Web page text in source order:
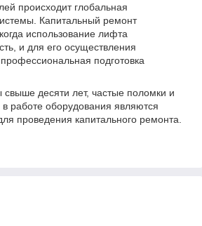
происходит глобальная
Капитальный ремонт
использование лифта
и для его осуществления
подготовка
десяти лет, частые поломки и
работе оборудования являются
проведения капитального ремонта.